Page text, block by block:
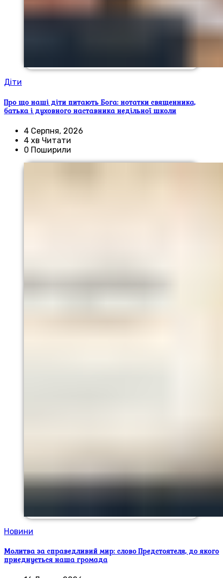
Діти
Про що наші діти питають Бога: нотатки священника,
батька і духовного наставника недільної школи
4 Серпня, 2026
4 хв Читати
0 Поширили
Новини
Молитва за справедливий мир: слово Предстоятеля, до якого
приєднується наша громада